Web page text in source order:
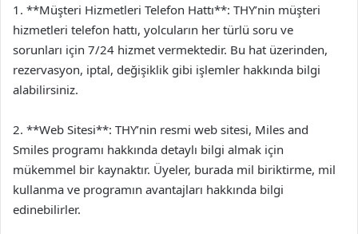
1. **Müşteri Hizmetleri Telefon Hattı**: THY’nin müşteri
hizmetleri telefon hattı, yolcuların her türlü soru ve
sorunları için 7/24 hizmet vermektedir. Bu hat üzerinden,
rezervasyon, iptal, değişiklik gibi işlemler hakkında bilgi
alabilirsiniz.
2. **Web Sitesi**: THY’nin resmi web sitesi, Miles and
Smiles programı hakkında detaylı bilgi almak için
mükemmel bir kaynaktır. Üyeler, burada mil biriktirme, mil
kullanma ve programın avantajları hakkında bilgi
edinebilirler.